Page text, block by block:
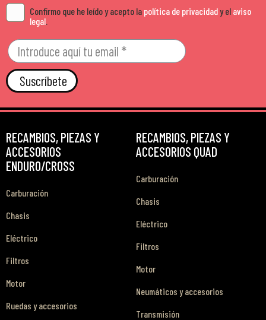
Confirmo que he leído y acepto la política de privacidady el aviso
legal
Suscríbete
RECAMBIOS, PIEZAS Y
ACCESORIOS
ENDURO/CROSS
Carburación
Chasis
Eléctrico
Filtros
Motor
Ruedas y accesorios
RECAMBIOS, PIEZAS Y
ACCESORIOS QUAD
Carburación
Chasis
Eléctrico
Filtros
Motor
Neumáticos y accesorios
Transmisión